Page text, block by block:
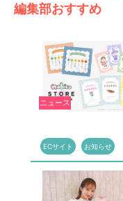
編集部おすすめ
ニュース
ECサイト お知らせ